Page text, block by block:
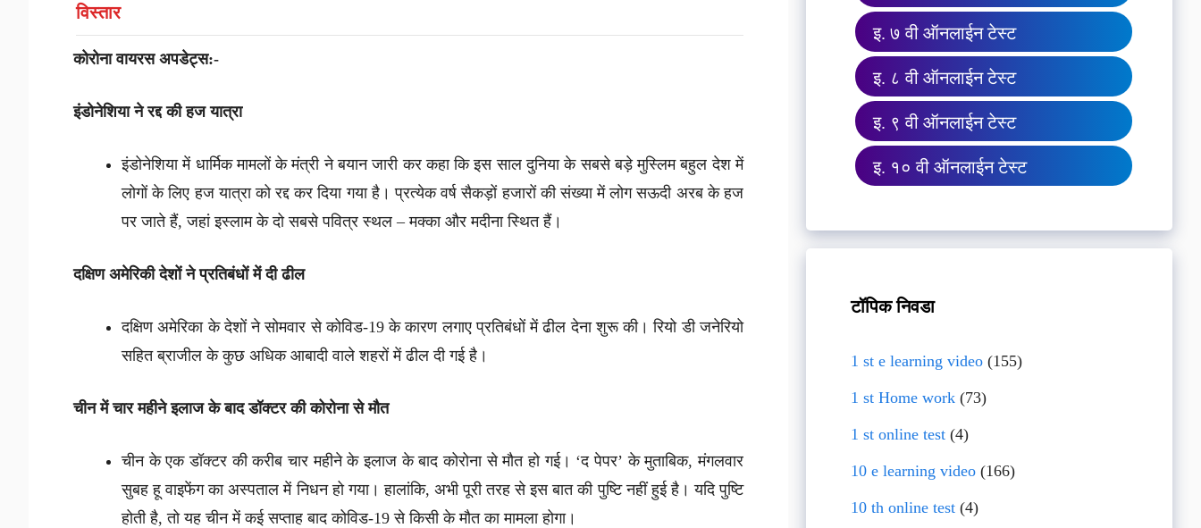
विस्तार
कोरोना वायरस अपडेट्स:-
इंडोनेशिया ने रद्द की हज यात्रा
इंडोनेशिया में धार्मिक मामलों के मंत्री ने बयान जारी कर कहा कि इस साल दुनिया के सबसे बड़े मुस्लिम बहुल देश में
लोगों के लिए हज यात्रा को रद्द कर दिया गया है। प्रत्येक वर्ष सैकड़ों हजारों की संख्या में लोग सऊदी अरब के हज
पर जाते हैं, जहां इस्लाम के दो सबसे पवित्र स्थल – मक्का और मदीना स्थित हैं।
दक्षिण अमेरिकी देशों ने प्रतिबंधों में दी ढील
दक्षिण अमेरिका के देशों ने सोमवार से कोविड-19 के कारण लगाए प्रतिबंधों में ढील देना शुरू की। रियो डी जनेरियो
सहित ब्राजील के कुछ अधिक आबादी वाले शहरों में ढील दी गई है।
चीन में चार महीने इलाज के बाद डॉक्टर की कोरोना से मौत
चीन के एक डॉक्टर की करीब चार महीने के इलाज के बाद कोरोना से मौत हो गई। ‘द पेपर’ के मुताबिक, मंगलवार
सुबह हू वाइफेंग का अस्पताल में निधन हो गया। हालांकि, अभी पूरी तरह से इस बात की पुष्टि नहीं हुई है। यदि पुष्टि
होती है, तो यह चीन में कई सप्ताह बाद कोविड-19 से किसी के मौत का मामला होगा।
इ. ७ वी ऑनलाईन टेस्ट
इ. ८ वी ऑनलाईन टेस्ट
इ. ९ वी ऑनलाईन टेस्ट
इ. १० वी ऑनलाईन टेस्ट
टॉपिक निवडा
1 st e learning video (155)
1 st Home work (73)
1 st online test (4)
10 e learning video (166)
10 th online test (4)